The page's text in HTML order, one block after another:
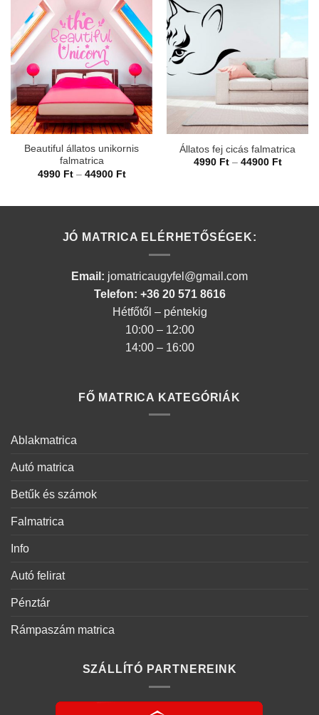
Beautiful állatos unikornis
falmatrica
4990 Ft – 44900 FtÁrtartomány:
Állatos fej cicás falmatrica
4990 Ft – 44900 Ft
JÓ MATRICA ELÉRHETŐSÉGEK:
Email: jomatricaugyfel@gmail.com
Telefon: +36 20 571 8616
Hétfőtől – péntekig
10:00 – 12:00
14:00 – 16:00
FŐ MATRICA KATEGÓRIÁK
Ablakmatrica
Autó matrica
Betűk és számok
Falmatrica
Info
Autó felirat
Pénztár
Rámpaszám matrica
SZÁLLÍTÓ PARTNEREINK